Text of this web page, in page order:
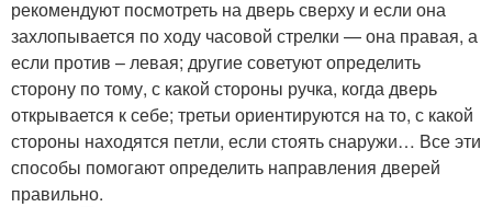
рекомендуют посмотреть на дверь сверху и если она
захлопывается по ходу часовой стрелки — она правая, а
если против – левая; другие советуют определить
сторону по тому, с какой стороны ручка, когда дверь
открывается к себе; третьи ориентируются на то, с какой
стороны находятся петли, если стоять снаружи… Все эти
способы помогают определить направления дверей
правильно.